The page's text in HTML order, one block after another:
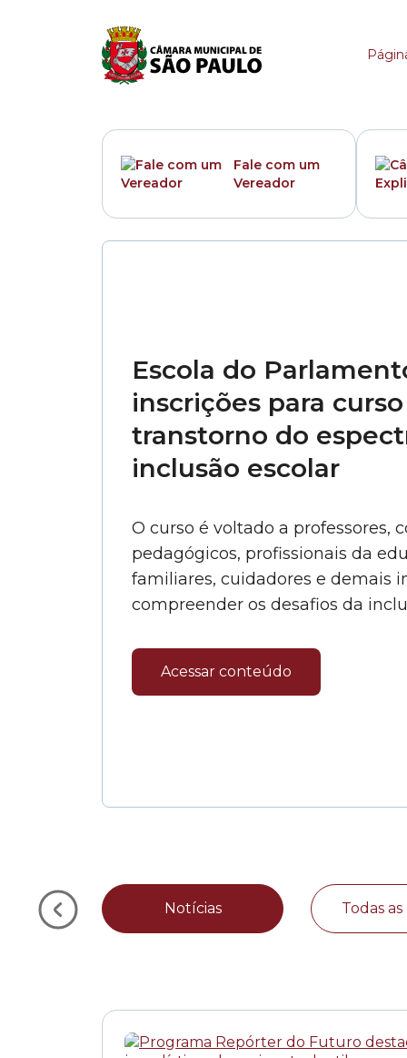
Categoria:
Fale com um
Vereador
Escola do
inscrições para
transtorno do
inclusão escolar
O curso é voltado a professores,
pedagógicos, profissionais da
familiares, cuidadores e demais
compreender os desafios da
Acessar conteúdo
Notícias Todas